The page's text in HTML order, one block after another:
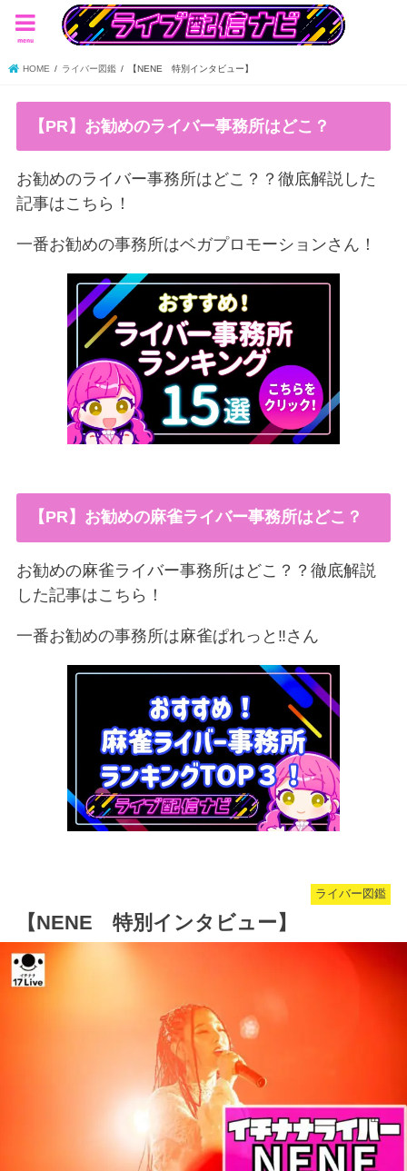
menu
HOME ライバー図鑑 【NENE 特別インタビュー】
【PR】お勧めのライバー事務所はどこ？
お勧めのライバー事務所はどこ？？徹底解説した
記事はこちら！
一番お勧めの事務所はベガプロモーションさん！
【PR】お勧めの麻雀ライバー事務所はどこ？
お勧めの麻雀ライバー事務所はどこ？？徹底解説
した記事はこちら！
一番お勧めの事務所は麻雀ぱれっと‼︎さん
ライバー図鑑
【NENE 特別インタビュー】